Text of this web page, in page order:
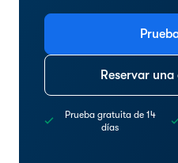
Reservar
Prueba gratuita de 14
días